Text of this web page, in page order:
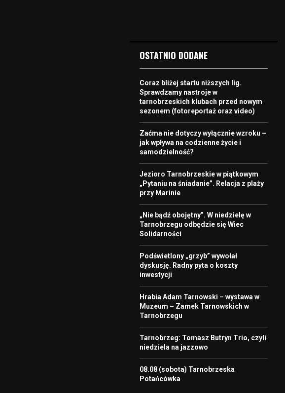
OSTATNIO DODANE
Coraz bliżej startu niższych lig.
Sprawdzamy nastroje w
tarnobrzeskich klubach przed nowym
sezonem (fotoreportaż oraz video)
Zaćma nie dotyczy wyłącznie wzroku –
jak wpływa na codzienne życie i
samodzielność?
Jezioro Tarnobrzeskie w piątkowym
„Pytaniu na śniadanie”. Relacja z plaży
przy Marinie
„Nie bądź obojętny”. W niedzielę w
Tarnobrzegu odbędzie się Wiec
Solidarności
Podświetlony „grzyb” wywołał
dyskusję. Radny pyta o koszty
inwestycji
Hrabia Adam Tarnowski – wystawa w
Muzeum – Zamek Tarnowskich w
Tarnobrzegu
Tarnobrzeg: Tomasz Butryn Trio, czyli
niedziela na jazzowo
08.08 (sobota) Tarnobrzeska
Potańcówka